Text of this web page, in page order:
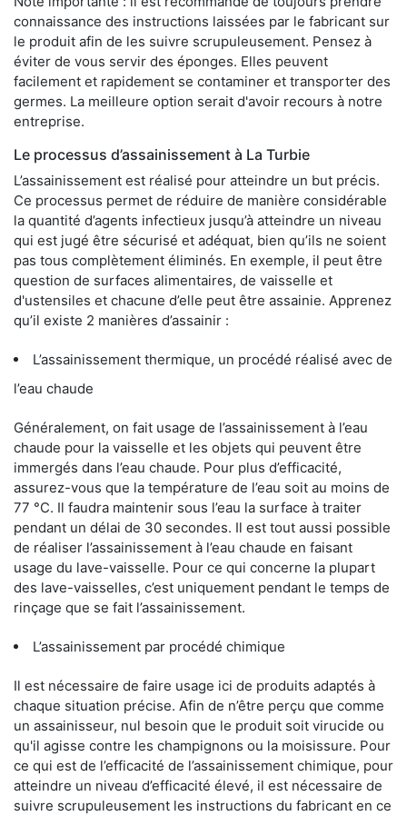
connaissance des instructions laissées par le fabricant sur
le produit afin de les suivre scrupuleusement. Pensez à
éviter de vous servir des éponges. Elles peuvent
facilement et rapidement se contaminer et transporter des
germes. La meilleure option serait d'avoir recours à notre
entreprise.
Le processus d’assainissement à La Turbie
L’assainissement est réalisé pour atteindre un but précis.
Ce processus permet de réduire de manière considérable
la quantité d’agents infectieux jusqu’à atteindre un niveau
qui est jugé être sécurisé et adéquat, bien qu’ils ne soient
pas tous complètement éliminés. En exemple, il peut être
question de surfaces alimentaires, de vaisselle et
d'ustensiles et chacune d’elle peut être assainie. Apprenez
qu’il existe 2 manières d’assainir :
L’assainissement thermique, un procédé réalisé avec de
l’eau chaude
Généralement, on fait usage de l’assainissement à l’eau
chaude pour la vaisselle et les objets qui peuvent être
immergés dans l’eau chaude. Pour plus d’efficacité,
assurez-vous que la température de l’eau soit au moins de
77 °C. Il faudra maintenir sous l’eau la surface à traiter
pendant un délai de 30 secondes. Il est tout aussi possible
de réaliser l’assainissement à l’eau chaude en faisant
usage du lave-vaisselle. Pour ce qui concerne la plupart
des lave-vaisselles, c’est uniquement pendant le temps de
rinçage que se fait l’assainissement.
L’assainissement par procédé chimique
Il est nécessaire de faire usage ici de produits adaptés à
chaque situation précise. Afin de n’être perçu que comme
un assainisseur, nul besoin que le produit soit virucide ou
qu'il agisse contre les champignons ou la moisissure. Pour
ce qui est de l’efficacité de l’assainissement chimique, pour
atteindre un niveau d’efficacité élevé, il est nécessaire de
suivre scrupuleusement les instructions du fabricant en ce